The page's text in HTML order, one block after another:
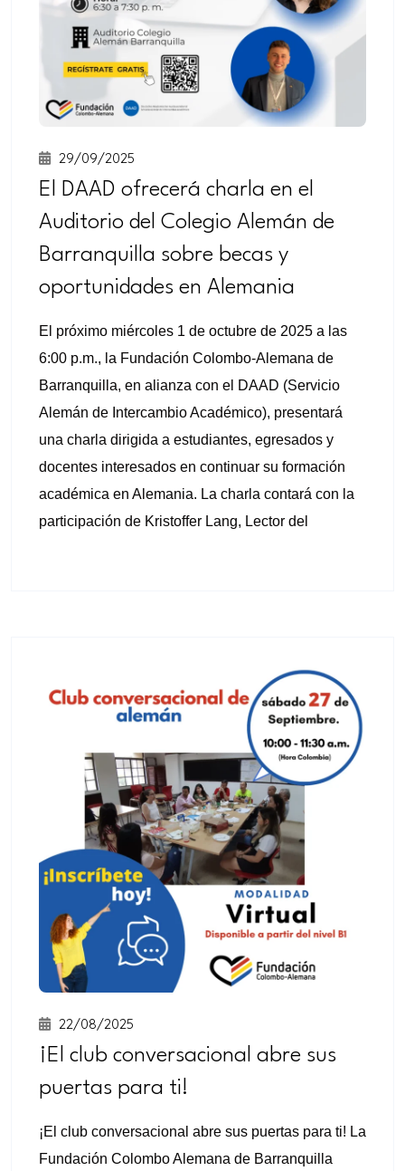
29/09/2025
El DAAD ofrecerá charla en el
Auditorio del Colegio Alemán de
Barranquilla sobre becas y
oportunidades en Alemania
El próximo miércoles 1 de octubre de 2025 a las
6:00 p.m., la Fundación Colombo-Alemana de
Barranquilla, en alianza con el DAAD (Servicio
Alemán de Intercambio Académico), presentará
una charla dirigida a estudiantes, egresados y
docentes interesados en continuar su formación
académica en Alemania. La charla contará con la
participación de Kristoffer Lang, Lector del
22/08/2025
¡El club conversacional abre sus
puertas para ti!
¡El club conversacional abre sus puertas para ti! La
Fundación Colombo Alemana de Barranquilla